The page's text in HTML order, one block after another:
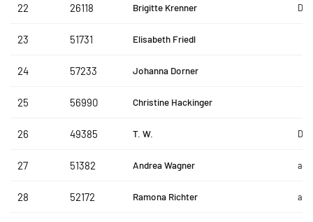
22 26118 Brigitte Krenner
23 51731 Elisabeth Friedl
24 57233 Johanna Dorner
25 56990 Christine Hackinger
26 49385 T. W.
27 51382 Andrea Wagner
28 52172 Ramona Richter